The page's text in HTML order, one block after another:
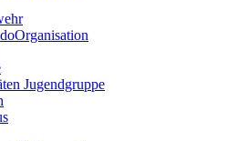
Organisation
Jugendgruppe